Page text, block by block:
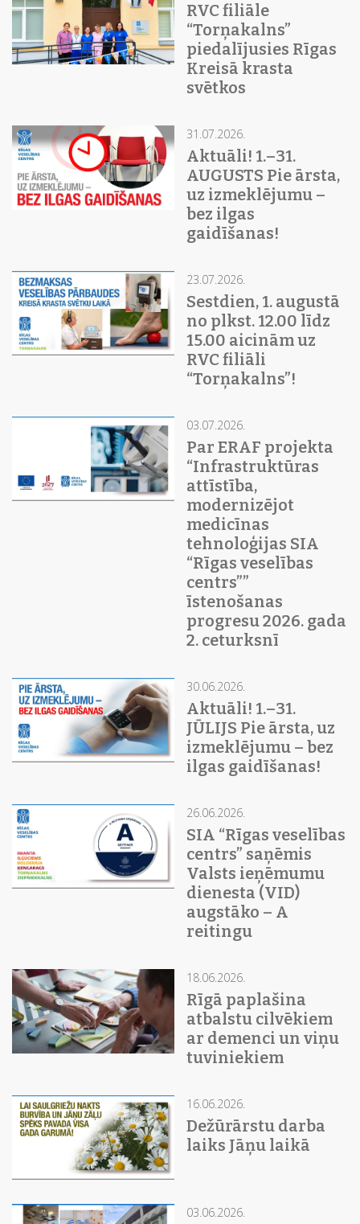
RVC filiāle
“Torņakalns”
piedalījusies Rīgas
Kreisā krasta
svētkos
31.07.2026.
Aktuāli! 1.–31.
AUGUSTS Pie ārsta,
uz izmeklējumu –
bez ilgas
gaidīšanas!
23.07.2026.
Sestdien, 1. augustā
no plkst. 12.00 līdz
15.00 aicinām uz
RVC filiāli
“Torņakalns”!
03.07.2026.
Par ERAF projekta
“Infrastruktūras
attīstība,
modernizējot
medicīnas
tehnoloģijas SIA
“Rīgas veselības
centrs””
īstenošanas
progresu 2026. gada
2. ceturksnī
30.06.2026.
Aktuāli! 1.–31.
JŪLIJS Pie ārsta, uz
izmeklējumu – bez
ilgas gaidīšanas!
26.06.2026.
SIA “Rīgas veselības
centrs” saņēmis
Valsts ieņēmumu
dienesta (VID)
augstāko – A
reitingu
18.06.2026.
Rīgā paplašina
atbalstu cilvēkiem
ar demenci un viņu
tuviniekiem
16.06.2026.
Dežūrārstu darba
laiks Jāņu laikā
03.06.2026.